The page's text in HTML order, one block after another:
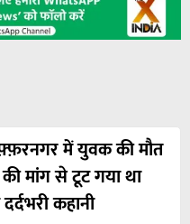
में युवक की मौत
मांग से टूट गया था
कहानी